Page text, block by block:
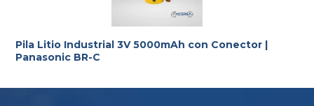
Pila Litio Industrial 3V 5000mAh con Conector |
Panasonic BR-C